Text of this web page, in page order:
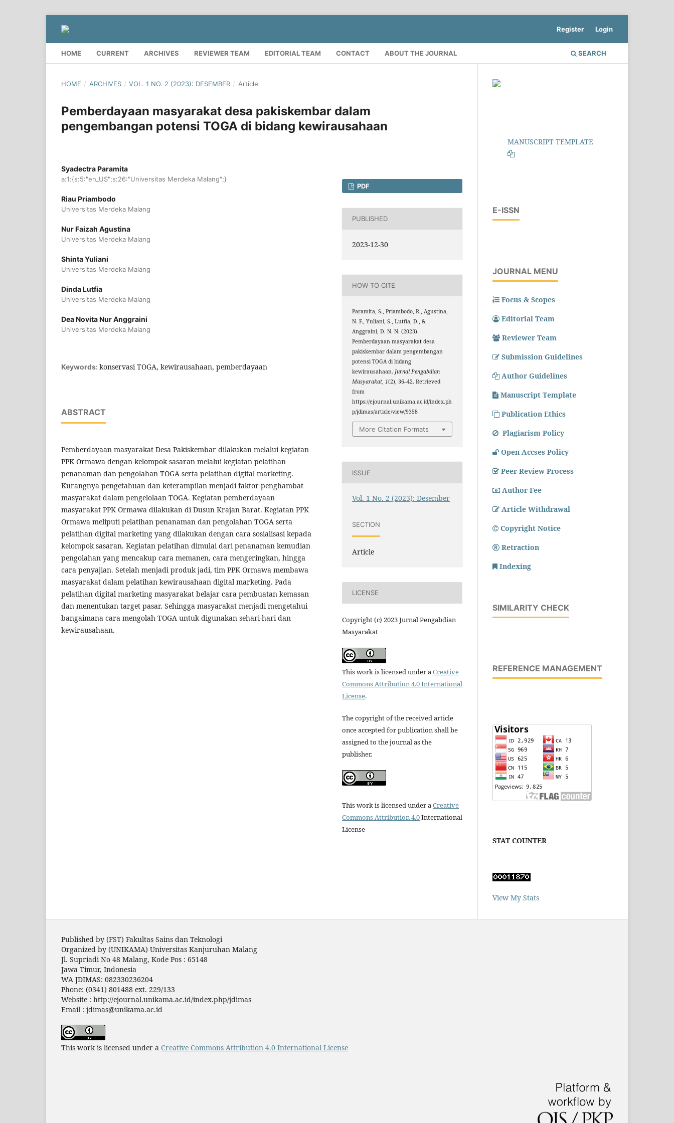
HOME CURRENT ARCHIVES REVIEWER TEAM EDITORIAL TEAM CONTACT ABOUT THE JOURNAL SEARCH
Register Login
HOME / ARCHIVES / VOL. 1 NO. 2 (2023): DESEMBER / Article
Pemberdayaan masyarakat desa pakiskembar dalam
pengembangan potensi TOGA di bidang kewirausahaan
Syadectra Paramita
a:1:{s:5:"en_US";s:26:"Universitas Merdeka Malang";}
Riau Priambodo
Universitas Merdeka Malang
Nur Faizah Agustina
Universitas Merdeka Malang
Shinta Yuliani
Universitas Merdeka Malang
Dinda Lutfia
Universitas Merdeka Malang
Dea Novita Nur Anggraini
Universitas Merdeka Malang
Keywords: konservasi TOGA, kewirausahaan, pemberdayaan
ABSTRACT
Pemberdayaan masyarakat Desa Pakiskembar dilakukan melalui kegiatan
PPK Ormawa dengan kelompok sasaran melalui kegiatan pelatihan
penanaman dan pengolahan TOGA serta pelatihan digital marketing.
Kurangnya pengetahuan dan keterampilan menjadi faktor penghambat
masyarakat dalam pengelolaan TOGA. Kegiatan pemberdayaan
masyarakat PPK Ormawa dilakukan di Dusun Krajan Barat. Kegiatan PPK
Ormawa meliputi pelatihan penanaman dan pengolahan TOGA serta
pelatihan digital marketing yang dilakukan dengan cara sosialisasi kepada
kelompok sasaran. Kegiatan pelatihan dimulai dari penanaman kemudian
pengolahan yang mencakup cara memanen, cara mengeringkan, hingga
cara penyajian. Setelah menjadi produk jadi, tim PPK Ormawa membawa
masyarakat dalam pelatihan kewirausahaan digital marketing. Pada
pelatihan digital marketing masyarakat belajar cara pembuatan kemasan
dan menentukan target pasar. Sehingga masyarakat menjadi mengetahui
bangaimana cara mengolah TOGA untuk digunakan sehari-hari dan
kewirausahaan.
PDF
PUBLISHED
2023-12-30
HOW TO CITE
Paramita, S., Priambodo, R., Agustina,
N. F., Yuliani, S., Lutfia, D., &
Anggraini, D. N. N. (2023).
Pemberdayaan masyarakat desa
pakiskembar dalam pengembangan
potensi TOGA di bidang
kewirausahaan.Jurnal Pengabdian
Masyarakat,1(2), 36–42. Retrieved
from
https://ejournal.unikama.ac.id/index.ph
p/jdimas/article/view/9358
More Citation Formats
ISSUE
Vol. 1 No. 2 (2023): Desember
SECTION
Article
LICENSE
Copyright (c) 2023 Jurnal Pengabdian
Masyarakat
This work is licensed under a Creative
Commons Attribution 4.0 International
License.
The copyright of the received article
once accepted for publication shall be
assigned to the journal as the
publisher.
This work is licensed under aCreative
Commons Attribution 4.0International
License
MANUSCRIPT TEMPLATE
E-ISSN
JOURNAL MENU
Focus & Scopes
Editorial Team
Reviewer Team
Submission Guidelines
Author Guidelines
Manuscript Template
Publication Ethics
Plagiarism Policy
Open Accses Policy
Peer Review Process
Author Fee
Article Withdrawal
Copyright Notice
Retraction
Indexing
SIMILARITY CHECK
REFERENCE MANAGEMENT
STAT COUNTER
View My Stats
Published by (FST) Fakultas Sains dan Teknologi
Organized by (UNIKAMA) Universitas Kanjuruhan Malang
Jl. Supriadi No 48 Malang, Kode Pos : 65148
Jawa Timur, Indonesia
WA JDIMAS: 082330236204
Phone: (0341) 801488 ext. 229/133
Website : http://ejournal.unikama.ac.id/index.php/jdimas
Email : jdimas@unikama.ac.id
This work is licensed under a Creative Commons Attribution 4.0 International License